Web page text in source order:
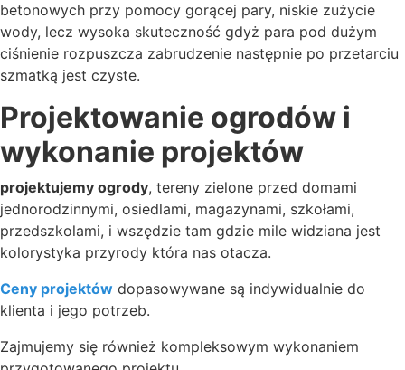
betonowych przy pomocy gorącej pary, niskie zużycie
wody, lecz wysoka skuteczność gdyż para pod dużym
ciśnienie rozpuszcza zabrudzenie następnie po przetarciu
szmatką jest czyste.
Projektowanie ogrodów i
wykonanie projektów
projektujemy ogrody, tereny zielone przed domami
jednorodzinnymi, osiedlami, magazynami, szkołami,
przedszkolami, i wszędzie tam gdzie mile widziana jest
kolorystyka przyrody która nas otacza.
Ceny projektów dopasowywane są indywidualnie do
klienta i jego potrzeb.
Zajmujemy się również kompleksowym wykonaniem